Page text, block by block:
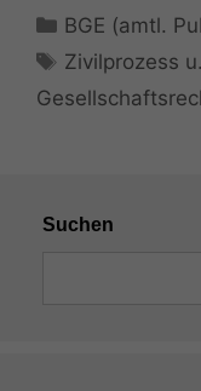
Kategorien
BGE (amtl.
Schlagwörter
Zivilprozess
Suchen